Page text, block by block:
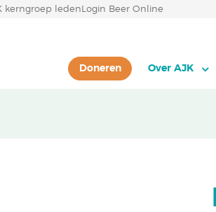
Login Beer Online
kerngroep leden
Over AJK
Doneren